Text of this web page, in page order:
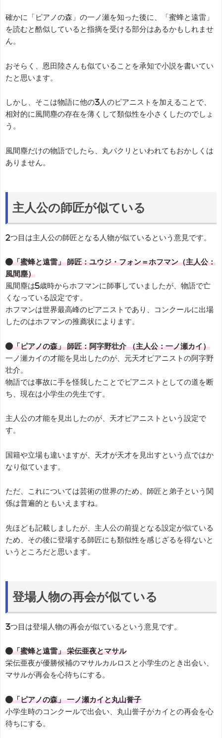
確かに「ピアノの森」の一ノ瀬を知った後に、「蜜蜂と遠雷」
を読むと酷似していると指摘を受ける部分はあるかもしれませ
ん。
おそらく、恩田陸さんも似ていることを承知で小説を書いてい
たと思います。
しかし、そこは物語に他の3人のピアニストを加えることで、
相対的に風間塵の存在を薄くして類似性を小さくしたのでしょ
う。
風間塵だけの物語でしたら、丸パクリといわれてもおかしくは
ありません。
主人公の師匠が似ている
2つ目は主人公の師匠となる人物が似ているという意見です。
●「蜜蜂と遠雷」 師匠：ユウジ・フォン＝ホフマン（主人公：
風間塵）
風間塵は5歳時からホフマンに師事していましたが、物語で亡
くなっている設定です。
ホフマンは世界最高峰のピアニストであり、コンクールに出場
したのはホフマンの推薦状によります。
●「ピアノの森」 師匠：阿字野壮介 （主人公：一ノ瀬カイ）
一ノ瀬カイの才能を見出したのが、元天才ピアニストの阿字野
壮介。
物語では事故に手を怪我したことでピアニストとしての道を断
ち、現在は小学生の先生です。
主人公の才能を見出したのが、天才ピアニストという設定で
す。
国籍や立場も違いますが、天才が天才を見出すという点ではか
なり似ています。
ただ、これについては芸術の世界のため、師匠と弟子という関
係は普遍的ともいえますね。
先ほども記載しましたが、主人公の前提となる設定が似ている
ため、その後に登場する師匠にも類似性を感じざるを得ないと
いうところだと思います。
登場人物の再会が似ている
3つ目は登場人物の再会が似ているという意見です。
●「蜜蜂と遠雷」 栄伝亜夜とマサル
栄伝亜夜が優勝候補のマサルカルロスと小学生のとき出会い、
マサルが再会を心待ちにする。
●「ピアノの森」 一ノ瀬カイと丸山誉子
小学生時のコンクールで出会い、丸山誉子がカイとの再会を心
待ちにする。